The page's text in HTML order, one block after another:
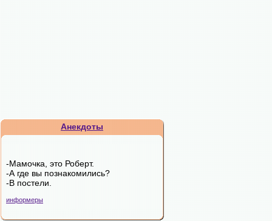
Анекдоты
-Мамочка, это Роберт.
-А где вы познакомились?
-В постели.
информеры